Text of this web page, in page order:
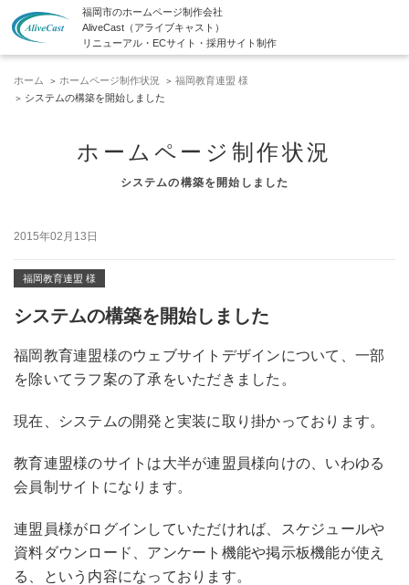
福岡市のホームページ制作会社
AliveCast（アライブキャスト）
リニューアル・ECサイト・採用サイト制作
ホーム ホームページ制作状況
福岡教育連盟 様
システムの構築を開始しました
ホームページ制作状況
システムの構築を開始しました
2015年02月13日
福岡教育連盟 様
システムの構築を開始しました
福岡教育連盟様のウェブサイトデザインについて、一部
を除いてラフ案の了承をいただきました。
現在、システムの開発と実装に取り掛かっております。
教育連盟様のサイトは大半が連盟員様向けの、いわゆる
会員制サイトになります。
連盟員様がログインしていただければ、スケジュールや
資料ダウンロード、アンケート機能や掲示板機能が使え
る、という内容になっております。